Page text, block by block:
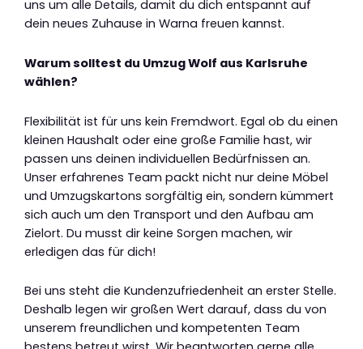
uns um alle Details, damit du dich entspannt auf
dein neues Zuhause in Warna freuen kannst.
Warum solltest du Umzug Wolf aus Karlsruhe
wählen?
Flexibilität ist für uns kein Fremdwort. Egal ob du einen
kleinen Haushalt oder eine große Familie hast, wir
passen uns deinen individuellen Bedürfnissen an.
Unser erfahrenes Team packt nicht nur deine Möbel
und Umzugskartons sorgfältig ein, sondern kümmert
sich auch um den Transport und den Aufbau am
Zielort. Du musst dir keine Sorgen machen, wir
erledigen das für dich!
Bei uns steht die Kundenzufriedenheit an erster Stelle.
Deshalb legen wir großen Wert darauf, dass du von
unserem freundlichen und kompetenten Team